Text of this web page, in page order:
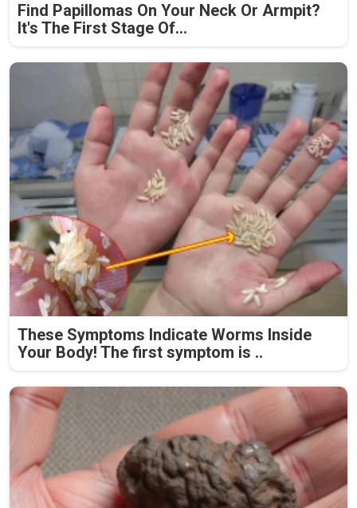
Find Papillomas On Your Neck Or Armpit?
It's The First Stage Of...
These Symptoms Indicate Worms Inside
Your Body! The first symptom is ..